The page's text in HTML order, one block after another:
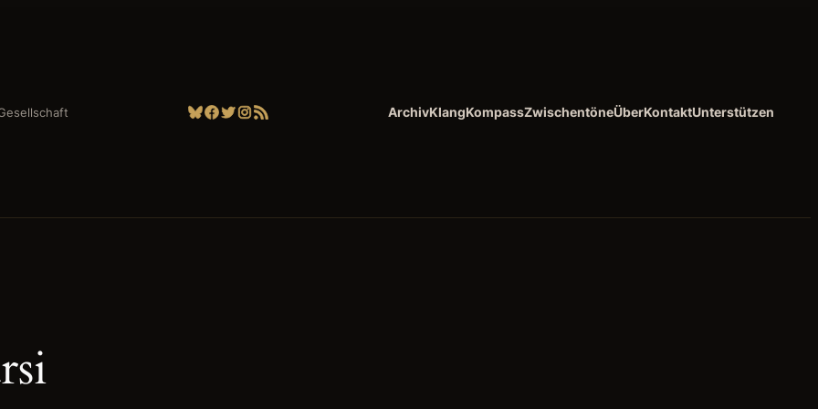
Bluesky
Facebook
Twitter
Instagram
RSS-Feed ArchivKlangKompassZwischentöneÜberKontaktUnterstützen